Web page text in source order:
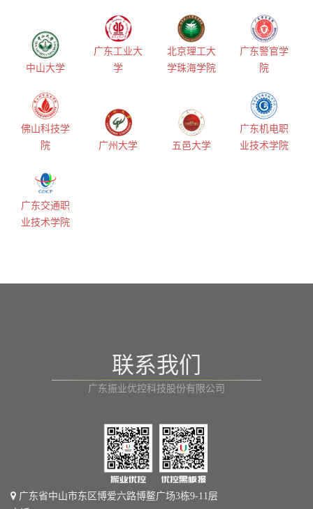
中山大学
广东工业大
学
北京理工大
学珠海学院
广东警官学
院
佛山科技学
院
广州大学 五邑大学
广东机电职
业技术学院
广东交通职
业技术学院
联系我们
广东振业优控科技股份有限公司
广东省中山市东区博爱六路博鳌广场3栋9-11层